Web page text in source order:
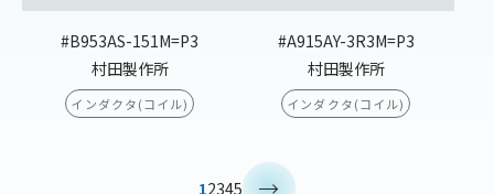
#B953AS-151M=P3
村田製作所
インダクタ(コイル)
#A915AY-3R3M=P3
村田製作所
インダクタ(コイル)
12345